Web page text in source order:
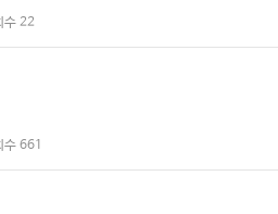
22
661